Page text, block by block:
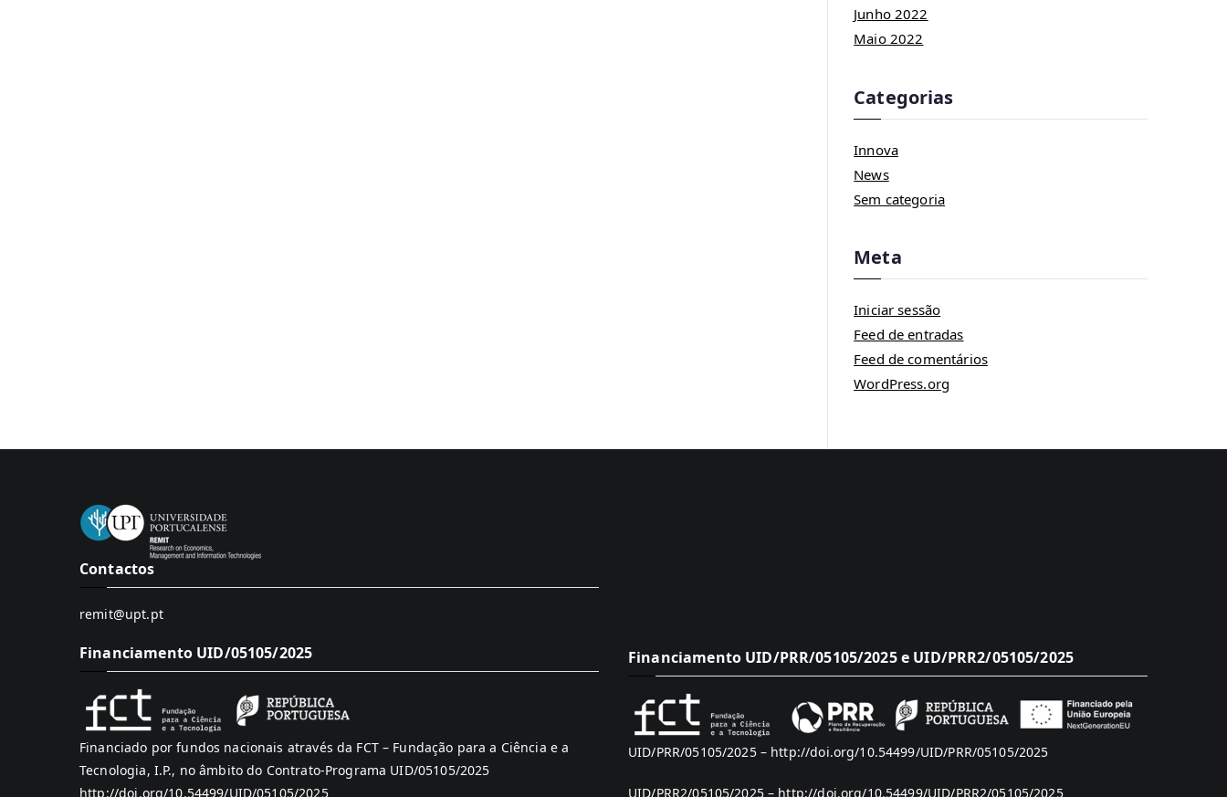
Junho 2022
Maio 2022
Categorias
Innova
News
Sem categoria
Meta
Iniciar sessão
Feed de entradas
Feed de comentários
WordPress.org
Contactos
remit@upt.pt
Financiamento UID/05105/2025
Financiado por fundos nacionais através da FCT – Fundação para a Ciência e a
Tecnologia, I.P., no âmbito do Contrato-Programa UID/05105/2025
http://doi.org/10.54499/UID/05105/2025
Financiamento UID/PRR/05105/2025 e UID/PRR2/05105/2025
UID/PRR/05105/2025 – http://doi.org/10.54499/UID/PRR/05105/2025
UID/PRR2/05105/2025 – http://doi.org/10.54499/UID/PRR2/05105/2025